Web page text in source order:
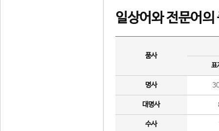
일상어와 전문어의
품사
표
명사
대명사
수사